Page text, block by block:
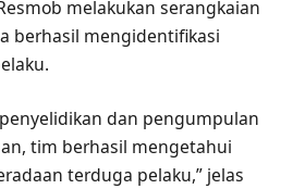
melakukan serangkaian
berhasil mengidentifikasi
dan pengumpulan
tim berhasil mengetahui
terduga pelaku,” jelas